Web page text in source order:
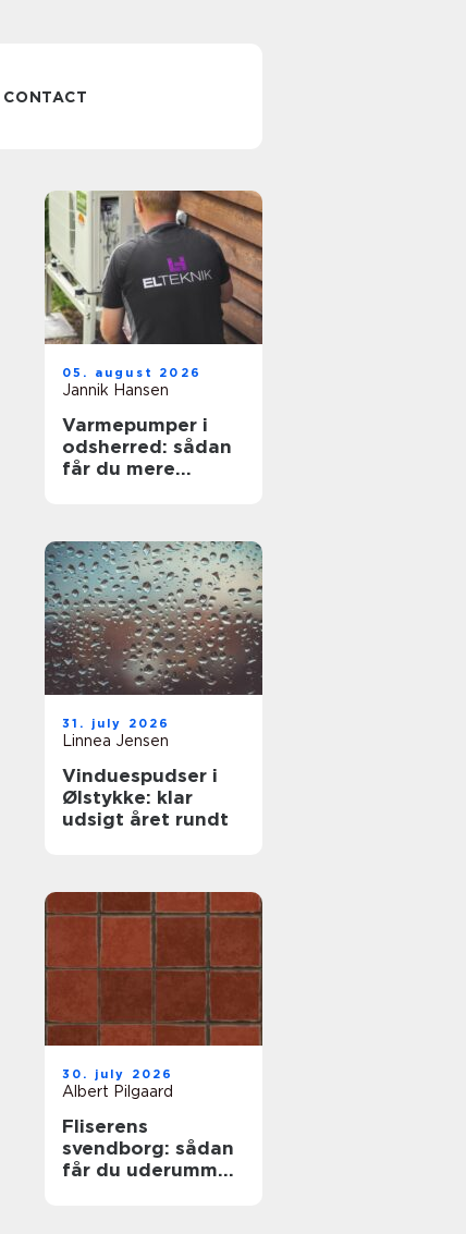
CONTACT
05. august 2026
Jannik Hansen
Varmepumper i
odsherred: sådan
får du mere
31. july 2026
Linnea Jensen
Vinduespudser i
Ølstykke: klar
udsigt året rundt
30. july 2026
Albert Pilgaard
Fliserens
svendborg: sådan
får du uderummet